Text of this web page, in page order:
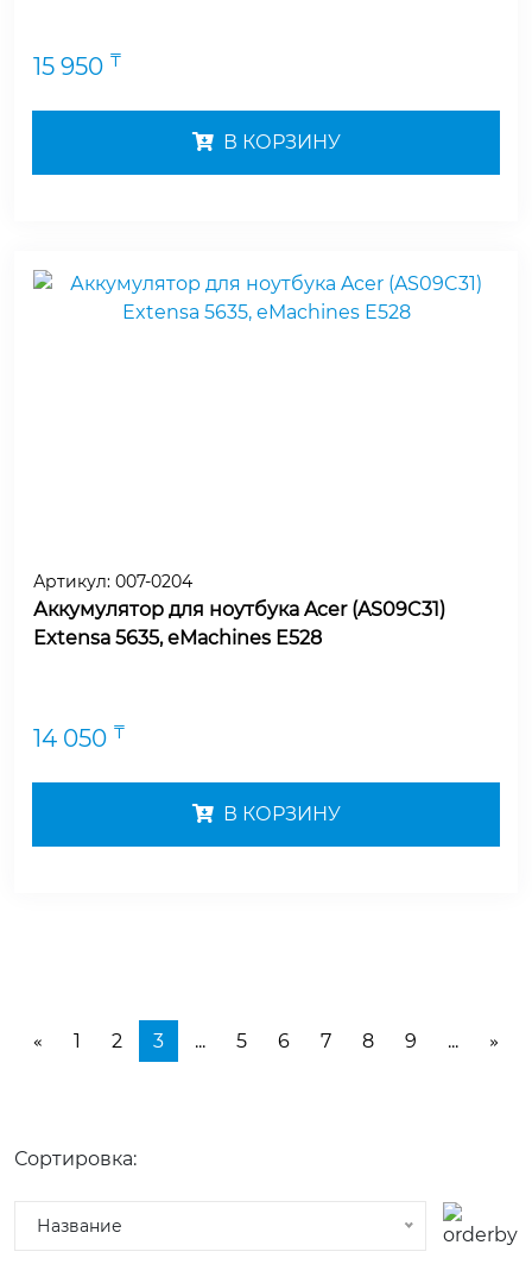
Сортировка:
Название
15 950 ₸
В КОРЗИНУ
Артикул: 007-0204
Аккумулятор для ноутбука Acer (AS09C31)
Extensa 5635, eMachines E528
14 050 ₸
В КОРЗИНУ
« 1 2 3 ... 5 6 7 8 9 ... »